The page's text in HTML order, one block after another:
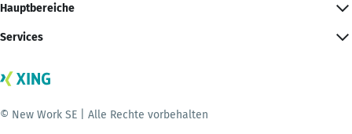
Hauptbereiche
Services
© New Work SE | Alle Rechte vorbehalten